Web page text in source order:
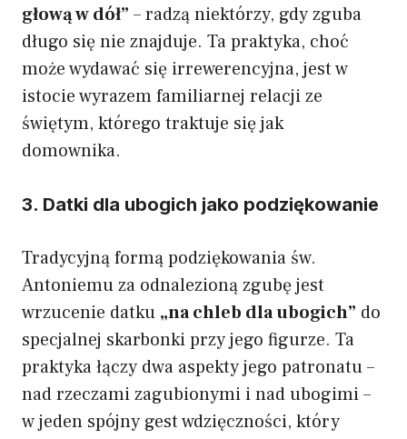
głową w dół” – radzą niektórzy, gdy zguba
długo się nie znajduje. Ta praktyka, choć
może wydawać się irrewerencyjna, jest w
istocie wyrazem familiarnej relacji ze
świętym, którego traktuje się jak
domownika.
3. Datki dla ubogich jako podziękowanie
Tradycyjną formą podziękowania św.
Antoniemu za odnalezioną zgubę jest
wrzucenie datku „na chleb dla ubogich” do
specjalnej skarbonki przy jego figurze. Ta
praktyka łączy dwa aspekty jego patronatu –
nad rzeczami zagubionymi i nad ubogimi –
w jeden spójny gest wdzięczności, który